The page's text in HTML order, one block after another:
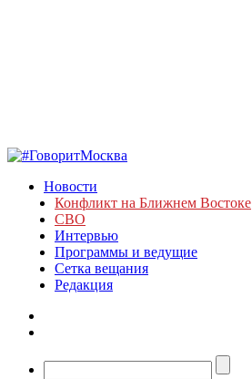
Новости
Конфликт на Ближнем Востоке
СВО
Интервью
Программы и ведущие
Сетка вещания
Редакция